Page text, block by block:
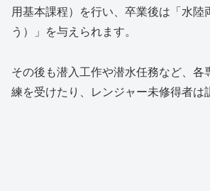
用基本課程）を行い、卒業後は「水陸
う）」を与えられます。
その後も潜入工作や潜水任務など、各
練を受けたり、レンジャー未修得者は